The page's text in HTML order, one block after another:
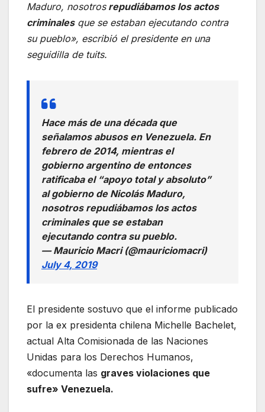
Maduro, nosotrosrepudiábamos los actos
criminalesque se estaban ejecutando contra
su pueblo», escribió el presidente en una
seguidilla de tuits.
Hace más de una década que
señalamos abusos en Venezuela. En
febrero de 2014, mientras el
gobierno argentino de entonces
ratificaba el “apoyo total y absoluto”
al gobierno de Nicolás Maduro,
nosotros repudiábamos los actos
criminales que se estaban
ejecutando contra su pueblo.
— Mauricio Macri (@mauriciomacri)
July 4, 2019
El presidente sostuvo que el informe publicado
por la ex presidenta chilena Michelle Bachelet,
actual Alta Comisionada de las Naciones
Unidas para los Derechos Humanos,
«documenta las graves violaciones que
sufre» Venezuela.